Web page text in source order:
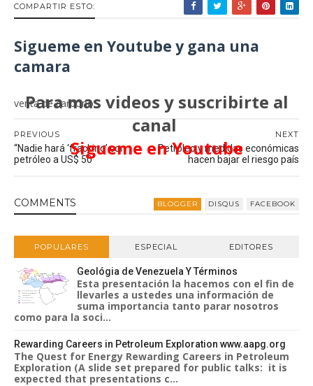
COMPARTIR ESTO:
Sigueme en Youtube y gana una
camara
Para mas videos y suscribirte al
canal
Sigueme en Youtube
venta de carbono
NEXT
Petróleo y medidas económicas
hacen bajar el riesgo país
PREVIOUS
“Nadie hará ‘fracking’ con
petróleo a US$ 50”
COMMENTS BLOGGER DISQUS FACEBOOK
POPULARES ESPECIAL EDITORES
Geológia de Venezuela Y Términos
Esta presentación la hacemos con el fin de
llevarles a ustedes una información de
suma importancia tanto parar nosotros
como para la soci...
Rewarding Careers in Petroleum Exploration www.aapg.org
The Quest for Energy Rewarding Careers in Petroleum
Exploration (A slide set prepared for public talks: it is
expected that presentations c...